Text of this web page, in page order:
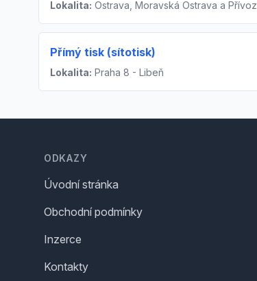
Lokalita: Ostrava, Moravská Ostrava a Přívoz
Přímý tisk (sítotisk)
Lokalita: Praha 8 - Libeň
ODKAZY
Úvodní stránka
Obchodní podmínky
Inzerce
Kontakty